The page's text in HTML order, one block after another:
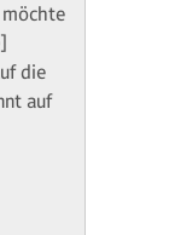
möchte
die
auf